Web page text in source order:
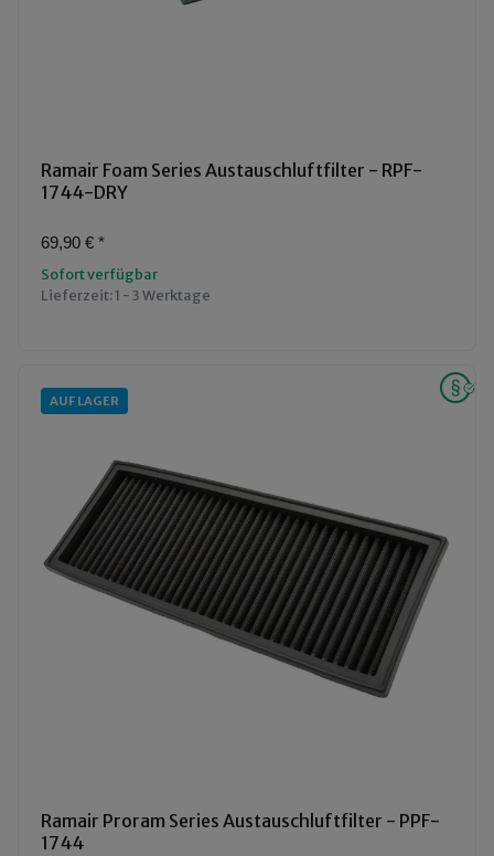
Ramair Foam Series Austauschluftfilter - RPF-
1744-DRY
69,90 € *
Sofort verfügbar
Lieferzeit:1 - 3 Werktage
AUF LAGER
Ramair Proram Series Austauschluftfilter - PPF-
1744